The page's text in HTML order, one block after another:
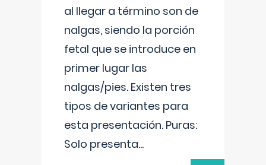
al llegar a término son de
nalgas, siendo la porción
fetal que se introduce en
primer lugar las
nalgas/pies. Existen tres
tipos de variantes para
esta presentación. Puras:
Solo presenta...